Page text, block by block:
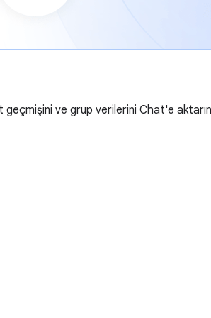
geçmişini ve grup verilerini Chat'e